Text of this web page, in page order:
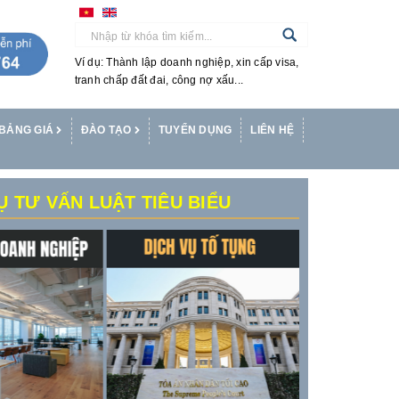
Ví dụ: Thành lập doanh nghiệp, xin cấp visa,
tranh chấp đất đai, công nợ xấu...
BẢNG GIÁ ĐÀO TẠO TUYỂN DỤNG LIÊN HỆ
TƯ VẤN LUẬT TIÊU BIỂU